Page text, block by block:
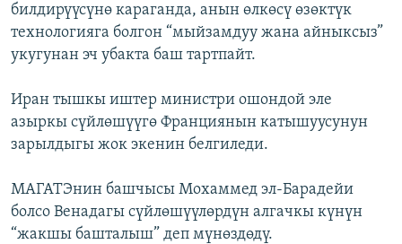
билдирүүсүнө караганда, анын өлкөсү өзөктүк
технологияга болгон “мыйзамдуу жана айныксыз”
укугунан эч убакта баш тартпайт.
Иран тышкы иштер министри ошондой эле
азыркы сүйлөшүүгө Франциянын катышуусунун
зарылдыгы жок экенин белгиледи.
МАГАТЭнин башчысы Мохаммед эл-Барадейи
болсо Венадагы сүйлөшүүлөрдүн алгачкы күнүн
“жакшы башталыш” деп мүнөздөдү.